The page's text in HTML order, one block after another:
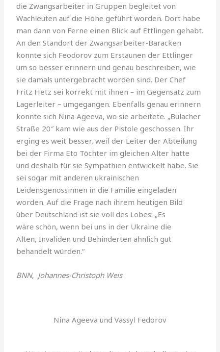
die Zwangs­arbeiter in Gruppen begleitet von
Wachleuten auf die Höhe geführt worden. Dort habe
man dann von Ferne einen Blick auf Ettlingen gehabt.
An den Standort der Zwangsarbeiter-Baracken
konnte sich Feodorov zum Erstaunen der Ettlinger
um so besser erinnern und genau beschreiben, wie
sie damals untergebracht worden sind. Der Chef
Fritz Hetz sei korrekt mit ihnen – im Gegensatz zum
Lagerleiter – umgegangen. Ebenfalls genau erinnern
konnte sich Nina Ageeva, wo sie arbeite­te. „Bulacher
Straße 20″ kam wie aus der Pistole geschossen. Ihr
erging es weit besser, weil der Leiter der Abteilung
bei der Firma Eto Töchter im gleichen Alter hatte
und deshalb für sie Sympathien entwickelt habe. Sie
sei sogar mit anderen ukrainischen
Leidensgenossinnen in die Familie eingeladen
worden. Auf die Frage nach ihrem heutigen Bild
über Deutschland ist sie voll des Lobes: „Es
wäre schön, wenn bei uns in der Ukraine die
Alten, Invaliden und Behinderten ähnlich gut
behandelt würden.“
BNN, Johannes-Christoph Weis
Nina Ageeva und Vassyl Fedorov